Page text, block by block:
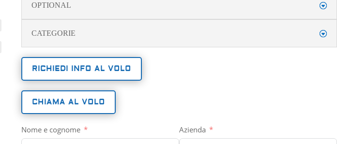
OPTIONAL
CATEGORIE
RICHIEDI INFO AL VOLO
CHIAMA AL VOLO
Nome e cognome Azienda